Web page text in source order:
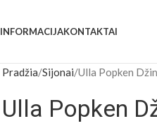
INFORMACIJAKONTAKTAI
Pradžia Sijonai Ulla Popken
Ulla Popken